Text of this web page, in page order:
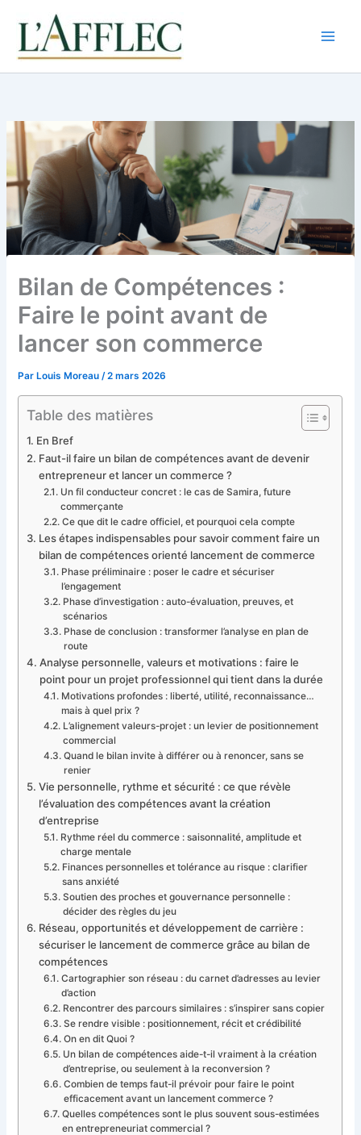
contenu
Bilan de Compétences :
Faire le point avant de
lancer son commerce
Par Louis Moreau/2 mars 2026
Table des matières
En Bref
Faut-il faire un bilan de compétences avant de devenir
entrepreneur et lancer un commerce ?
Un fil conducteur concret : le cas de Samira, future
commerçante
Ce que dit le cadre officiel, et pourquoi cela compte
Les étapes indispensables pour savoir comment faire un
bilan de compétences orienté lancement de commerce
Phase préliminaire : poser le cadre et sécuriser
l’engagement
Phase d’investigation : auto-évaluation, preuves, et
scénarios
Phase de conclusion : transformer l’analyse en plan de
route
Analyse personnelle, valeurs et motivations : faire le
point pour un projet professionnel qui tient dans la durée
Motivations profondes : liberté, utilité, reconnaissance…
mais à quel prix ?
L’alignement valeurs-projet : un levier de positionnement
commercial
Quand le bilan invite à différer ou à renoncer, sans se
renier
Vie personnelle, rythme et sécurité : ce que révèle
l’évaluation des compétences avant la création
d’entreprise
Rythme réel du commerce : saisonnalité, amplitude et
charge mentale
Finances personnelles et tolérance au risque : clarifier
sans anxiété
Soutien des proches et gouvernance personnelle :
décider des règles du jeu
Réseau, opportunités et développement de carrière :
sécuriser le lancement de commerce grâce au bilan de
compétences
Cartographier son réseau : du carnet d’adresses au levier
d’action
Rencontrer des parcours similaires : s’inspirer sans copier
Se rendre visible : positionnement, récit et crédibilité
On en dit Quoi ?
Un bilan de compétences aide-t-il vraiment à la création
d’entreprise, ou seulement à la reconversion ?
Combien de temps faut-il prévoir pour faire le point
efficacement avant un lancement commerce ?
Quelles compétences sont le plus souvent sous-estimées
en entrepreneuriat commercial ?